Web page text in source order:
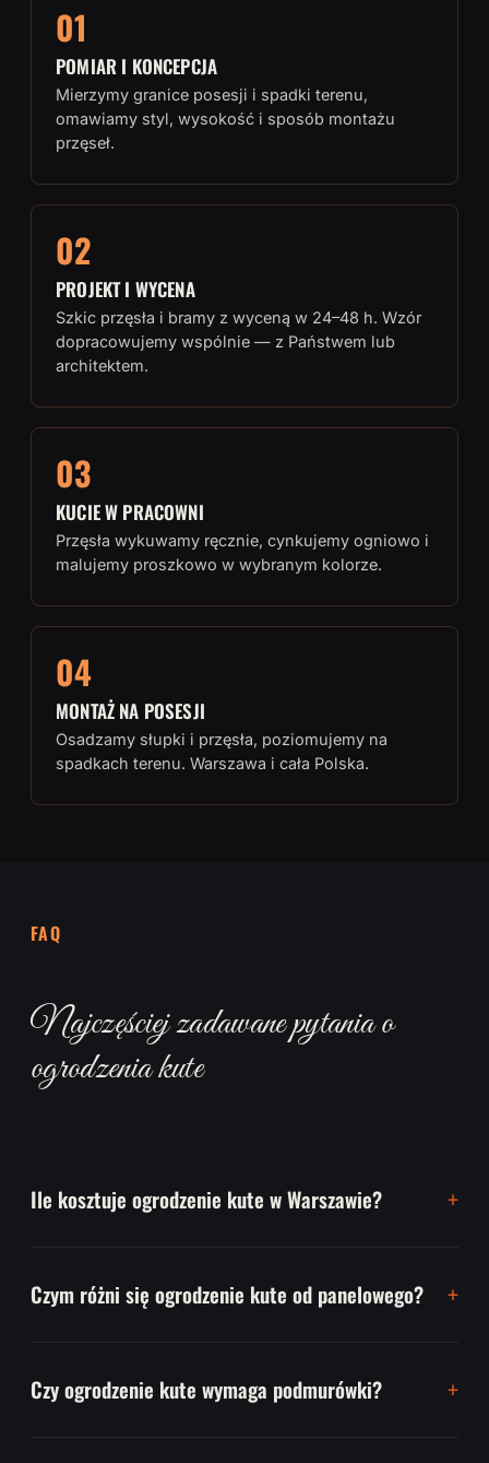
01
POMIAR I KONCEPCJA
Mierzymy granice posesji i spadki terenu,
omawiamy styl, wysokość i sposób montażu
przęseł.
02
PROJEKT I WYCENA
Szkic przęsła i bramy z wyceną w 24–48 h. Wzór
dopracowujemy wspólnie — z Państwem lub
architektem.
03
KUCIE W PRACOWNI
Przęsła wykuwamy ręcznie, cynkujemy ogniowo i
malujemy proszkowo w wybranym kolorze.
04
MONTAŻ NA POSESJI
Osadzamy słupki i przęsła, poziomujemy na
spadkach terenu. Warszawa i cała Polska.
FAQ
Najczęściej zadawane pytania o
ogrodzenia kute
Ile kosztuje ogrodzenie kute w Warszawie?
Czym różni się ogrodzenie kute od panelowego?
Czy ogrodzenie kute wymaga podmurówki?